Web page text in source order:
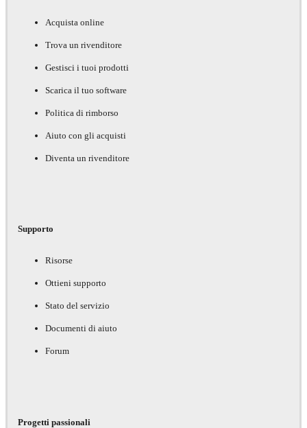
Acquista online
Trova un rivenditore
Gestisci i tuoi prodotti
Scarica il tuo software
Politica di rimborso
Aiuto con gli acquisti
Diventa un rivenditore
Supporto
Risorse
Ottieni supporto
Stato del servizio
Documenti di aiuto
Forum
Progetti passionali